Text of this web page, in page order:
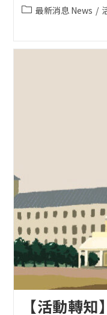
published:
Post最新消息 News /
【活動轉